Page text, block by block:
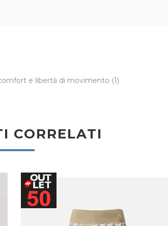
e libertà di movimento (1)
CORRELATI